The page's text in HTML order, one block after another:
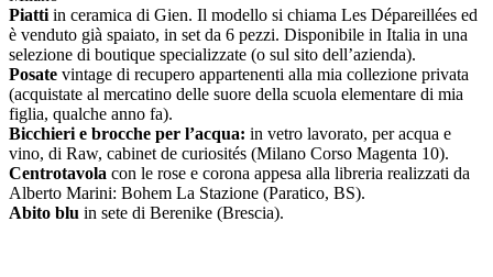
Piatti in ceramica di Gien. Il modello si chiama Les Dépareillées ed
è venduto già spaiato, in set da 6 pezzi. Disponibile in Italia in una
selezione di boutique specializzate (o sul sito dell’azienda).
Posate vintage di recupero appartenenti alla mia collezione privata
(acquistate al mercatino delle suore della scuola elementare di mia
figlia, qualche anno fa).
Bicchieri e brocche per l’acqua: in vetro lavorato, per acqua e
vino, di Raw, cabinet de curiosités (Milano Corso Magenta 10).
Centrotavola con le rose e corona appesa alla libreria realizzati da
Alberto Marini: Bohem La Stazione (Paratico, BS).
Abito blu in sete di Berenike (Brescia).